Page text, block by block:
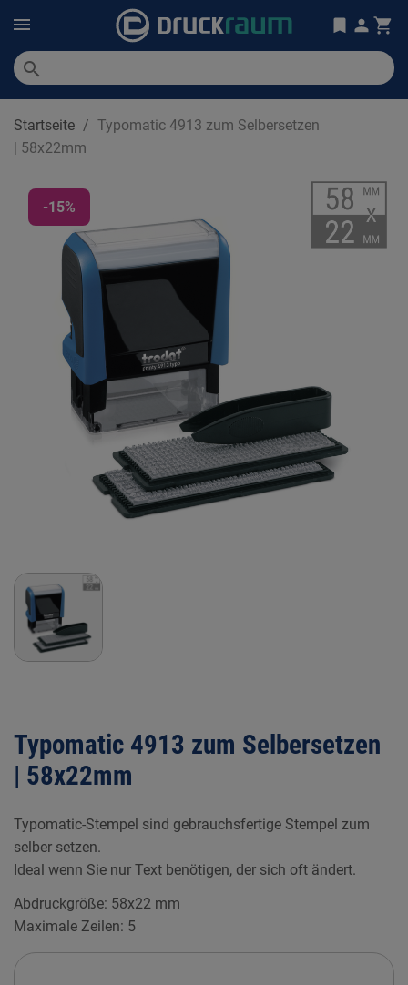
search
Startseite
Typomatic 4913 zum Selbersetzen
| 58x22mm
-15%
Typomatic 4913 zum Selbersetzen
| 58x22mm
Typomatic-Stempel sind gebrauchsfertige Stempel zum
selber setzen.
Ideal wenn Sie nur Text benötigen, der sich oft ändert.
Abdruckgröße: 58x22 mm
Maximale Zeilen: 5